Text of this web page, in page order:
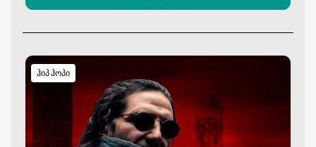
ჰიპ ჰოპი